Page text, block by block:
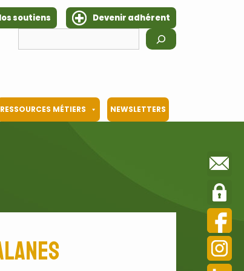
soutiens
Devenir adhérent
RESSOURCES MÉTIERS NEWSLETTERS